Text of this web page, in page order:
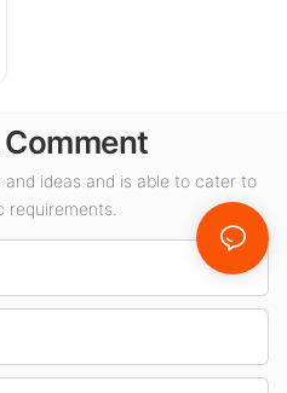
Comment
ideas and is able to cater to
requirements.